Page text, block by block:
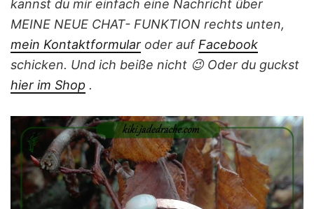
kannst du mir einfach eine Nachricht über
MEINE NEUE CHAT- FUNKTION rechts unten,
mein Kontaktformular oder auf Facebook
schicken. Und ich beiße nicht 😉 Oder du guckst
hier im Shop .